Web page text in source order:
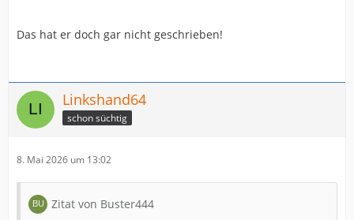
Das hat er doch gar nicht geschrieben!
Linkshand64
schon süchtig
8. Mai 2026 um 13:02
Zitat von Buster444